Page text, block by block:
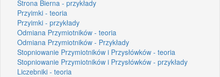
Strona Bierna - przykłady
Przyimki - teoria
Przyimki - przykłady
Odmiana Przymiotników - teoria
Odmiana Przymiotników - Przykłady
Stopniowanie Przymiotników i Przysłówków - teoria
Stopniowanie Przymiotników i Przysłówków - przykłady
Liczebniki - teoria